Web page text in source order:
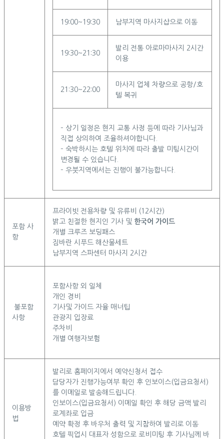
19:00~19:30 남부지역 마사지샵으로 이동
19:30~21:30
발리 전통 아로마마사지 2시간
이용
21:30~22:00
마사지 업체 차량으로 공항/호
텔 복귀
– 상기 일정은 현지 교통 사정 등에 따라 기사님과
직접 상의하여 조율하셔야합니다.
– 숙박하시는 호텔 위치에 따라 출발 미팅시간이
변경될 수 있습니다.
– 우붓지역에서는 진행이 불가능합니다.
포함 사
항
프라이빗 전용차량 및 유류비 (12시간)
밝고 친절한 현지인 기사 및 한국어 가이드
개별 크루즈 보딩패스
짐바란 시푸드 해산물세트
남부지역 스파센터 마사지 2시간
불포함
사항
포함사항 외 일체
개인 경비
기사및 가이드 자율 매너팁
관광지 입장료
주차비
개별 여행자보험
이용방
법
발리로 홈페이지에서 예약신청서 접수
담당자가 진행가능여부 확인 후 인보이스(입금요청서)
를 이메일로 발송해드립니다.
인보이스(입금요청서) 이메일 확인 후 해당 금액 발리
로계좌로 입금
예약 확정 후 바우처 출력 및 지참하여 발리로 이동
호텔 픽업시 대표자 성함으로 로비미팅 후 기사님께 바